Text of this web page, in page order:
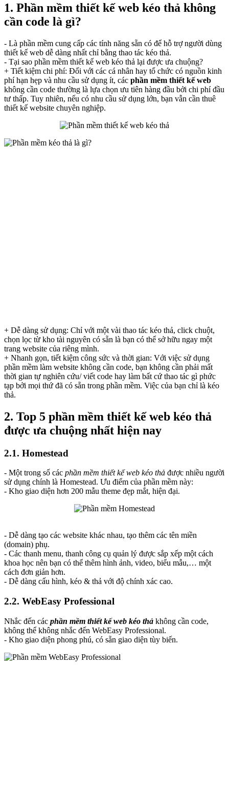
1. Phần mềm thiết kế web kéo thả không
cần code là gì?
- Là phần mềm cung cấp các tính năng sẵn có để hỗ trợ người dùng
thiết kế web dễ dàng nhất chỉ bằng thao tác kéo thả.
- Tại sao phần mềm thiết kế web kéo thả lại được ưa chuộng?
+ Tiết kiệm chi phí: Đối với các cá nhân hay tổ chức có nguồn kinh
phí hạn hẹp và nhu cầu sử dụng ít, các phần mềm thiết kế web
không cần code thường là lựa chọn ưu tiên hàng đầu bởi chi phí đầu
tư thấp. Tuy nhiên, nếu có nhu cầu sử dụng lớn, bạn vẫn cần thuê
thiết kế website chuyên nghiệp.
+ Dễ dàng sử dụng: Chỉ với một vài thao tác kéo thả, click chuột,
chọn lọc từ kho tài nguyên có sẵn là bạn có thể sở hữu ngay một
trang website của riêng mình.
+ Nhanh gọn, tiết kiệm công sức và thời gian: Với việc sử dụng
phần mềm làm website không cần code, bạn không cần phải mất
thời gian tự nghiên cứu/ viết code hay làm bất cứ thao tác gì phức
tạp bởi mọi thứ đã có sẵn trong phần mềm. Việc của bạn chỉ là kéo
thả.
2. Top 5 phần mềm thiết kế web kéo thả
được ưa chuộng nhất hiện nay
2.1. Homestead
- Một trong số các phần mềm thiết kế web kéo thả được nhiều người
sử dụng chính là Homestead. Ưu điểm của phần mềm này:
- Kho giao diện hơn 200 mẫu theme đẹp mắt, hiện đại.
- Dễ dàng tạo các website khác nhau, tạo thêm các tên miền
(domain) phụ.
- Các thanh menu, thanh công cụ quản lý được sắp xếp một cách
khoa học nên bạn có thể thêm hình ảnh, video, biểu mẫu,… một
cách đơn giản hơn.
- Dễ dàng cấu hình, kéo & thả với độ chính xác cao.
2.2. WebEasy Professional
Nhắc đến các phần mềm thiết kế web kéo thả không cần code,
không thể không nhắc đến WebEasy Professional.
- Kho giao diện phong phú, có sẵn giao diện tùy biến.